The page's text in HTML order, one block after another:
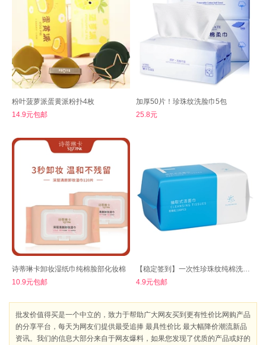
粉叶菠萝派蛋黄派粉扑4枚
14.9元包邮
加厚50片！珍珠纹洗脸巾5包
25.8元
诗蒂琳卡卸妆湿纸巾纯棉脸部化妆棉
10.9元包邮
4.9元包邮
批发价值得买是一个中立的，致力于帮助广大网友买到更有性价比网购产品
的分享平台，每天为网友们提供最受追捧 最具性价比 最大幅降价潮流新品
资讯。我们的信息大部分来自于网友爆料，如果您发现了优质的产品或好的